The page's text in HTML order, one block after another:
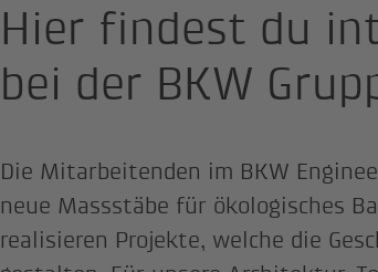
Hier findest du
bei der BKW
Die Mitarbeitenden im BKW
neue Massstäbe für ökologisches
realisieren Projekte, welche die